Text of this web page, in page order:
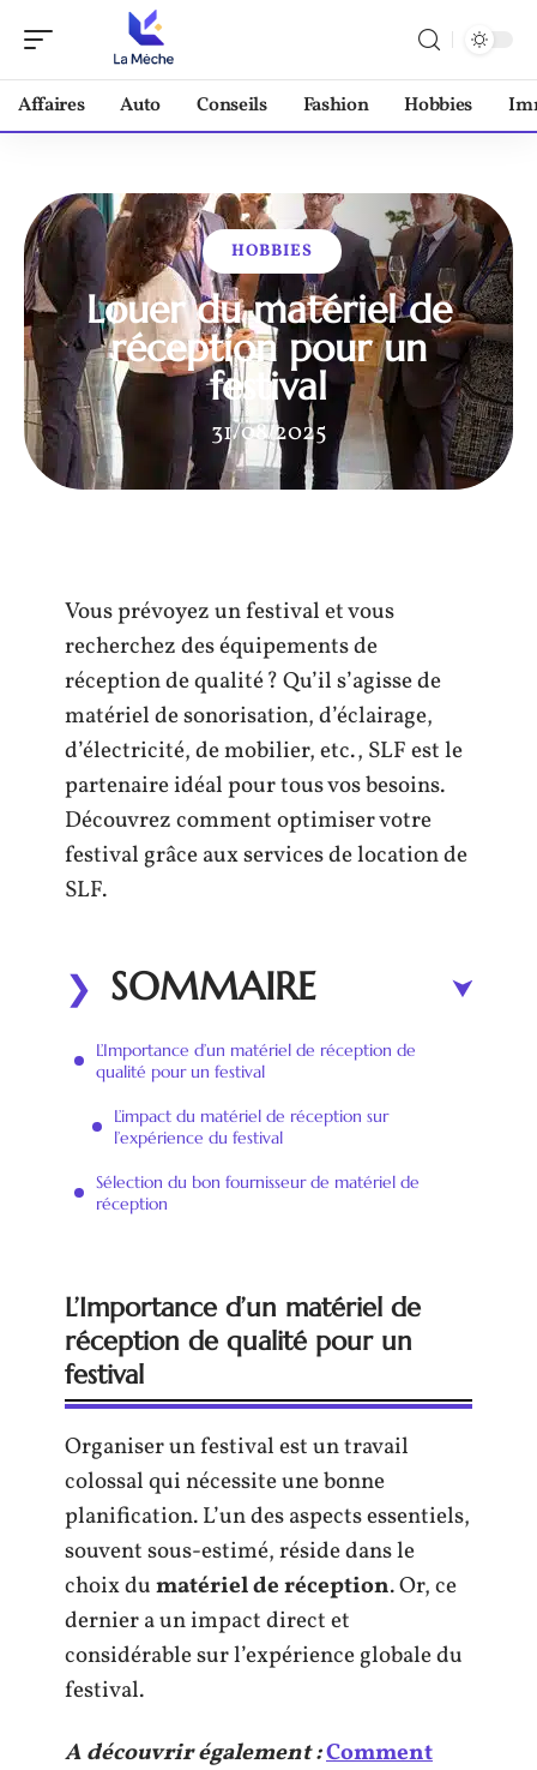
Affaires Auto Conseils Fashion Hobbies
HOBBIES
Louer du matériel de
réception pour un
festival
31/08/2025
Vous prévoyez un festival et vous
recherchez des équipements de
réception de qualité ? Qu’il s’agisse de
matériel de sonorisation, d’éclairage,
d’électricité, de mobilier, etc., SLF est le
partenaire idéal pour tous vos besoins.
Découvrez comment optimiser votre
festival grâce aux services de location de
SLF.
SOMMAIRE
L’Importance d’un matériel de réception de
qualité pour un festival
L’impact du matériel de réception sur
l’expérience du festival
Sélection du bon fournisseur de matériel de
réception
L’Importance d’un matériel de
réception de qualité pour un
festival
Organiser un festival est un travail
colossal qui nécessite une bonne
planification. L’un des aspects essentiels,
souvent sous-estimé, réside dans le
choix dumatériel de réception. Or, ce
dernier a un impact direct et
considérable sur l’expérience globale du
festival.
A découvrir également :Comment